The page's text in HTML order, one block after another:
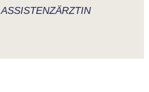
ASSISTENZÄRZTIN